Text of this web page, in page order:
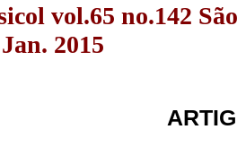
vol.65 no.142 São
2015